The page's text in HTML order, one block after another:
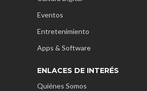
Eventos
Entretenimiento
Apps & Software
ENLACES DE INTERÉS
Quiénes Somos